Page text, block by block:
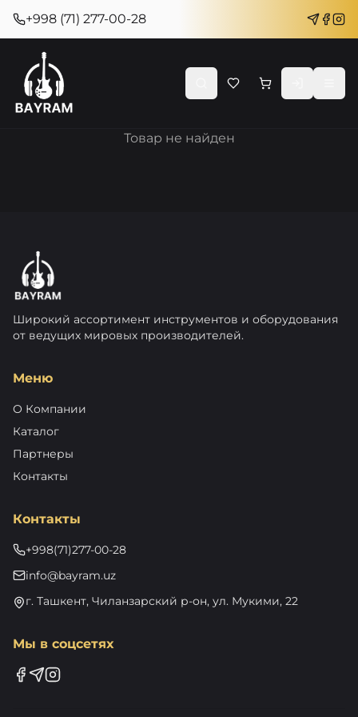
+998 (71) 277-00-28
Товар не найден
Широкий ассортимент инструментов и оборудования
от ведущих мировых производителей.
Меню
О Компании
Каталог
Партнеры
Контакты
Контакты
+998(71)277-00-28
info@bayram.uz
г. Ташкент, Чиланзарский р-он, ул. Мукими, 22
Мы в соцсетях